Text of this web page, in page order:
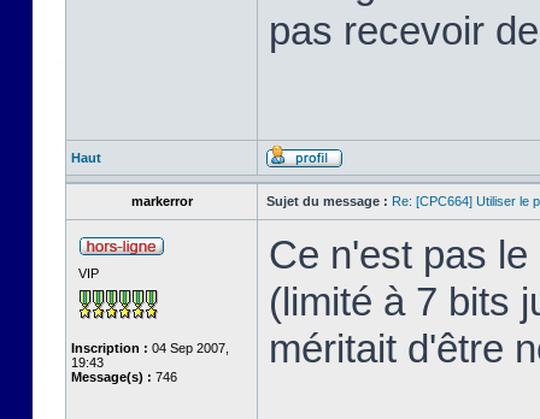
pas recevoir
Haut
markerror Sujet du message : Re: [CPC664] Utiliser le
VIP
Inscription : 04 Sep 2007,
19:43
Message(s) : 746
Ce n'est pas
(limité à 7 bits
méritait d'être